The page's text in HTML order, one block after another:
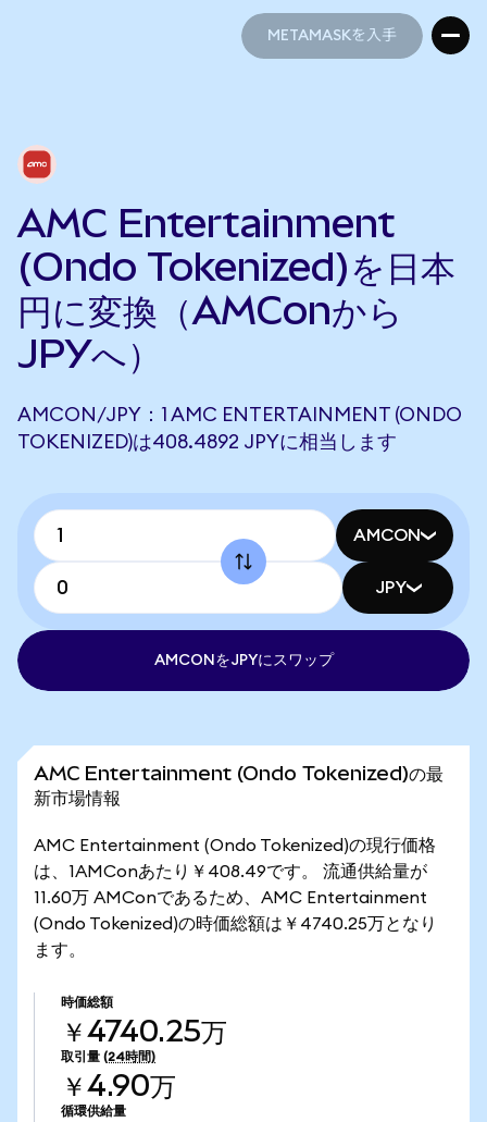
METAMASKを入手
AMC Entertainment
(Ondo Tokenized)を日本
円に変換（AMConから
JPYへ）
AMCON/JPY：1 AMC ENTERTAINMENT (ONDO
TOKENIZED)は408.4892 JPYに相当します
AMCON
JPY
AMCONをJPYにスワップ
AMC Entertainment (Ondo Tokenized)の最
新市場情報
AMC Entertainment (Ondo Tokenized)の現行価格
は、1AMConあたり￥408.49です。 流通供給量が
11.60万 AMConであるため、AMC Entertainment
(Ondo Tokenized)の時価総額は￥4740.25万となり
ます。
時価総額
￥4740.25万
取引量 (24時間)
￥4.90万
循環供給量